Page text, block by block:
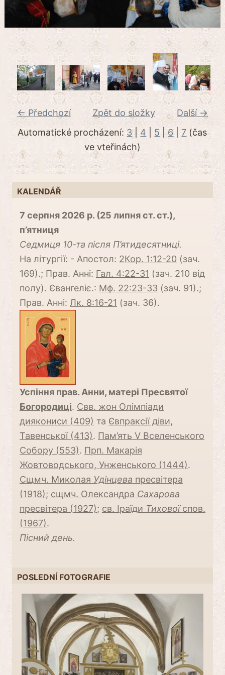
← Předchozí Další →
Zpět do složky
Automatické procházení: 3| 4 5 |6 |7 (čas
ve vteřinách)
KALENDÁŘ
7 серпня 2026 р. (25 липня ст. ст.),
п’ятниця
Cедмиця 10-та після П’ятидесятниці.
На літургії: - Апостол: 2Кор. 1:12-20 (зач.
169).; Прав. Анні: Гал. 4:22-31 (зач. 210 від
полу). Євангеліє.: Мф. 22:23-33 (зач. 91).;
Прав. Анні: Лк. 8:16-21 (зач. 36).
Успіння прав. Анни, матері Пресвятої
Богородиці. Свв. жон Олімпіади
диякониси (409) та Євпраксії діви,
Тавенської (413). Пам’ять V Вселенського
Собору (553). Прп. Макарія
Жовтоводського, Унженського (1444).
Сщмч. Миколая Удінцева пресвітера
(1918); сщмч. Олександра Сaхарова
пресвітера (1927); св. Іраїди Тиховоїспов.
(1967).
Пісний день.
POSLEDNÍ FOTOGRAFIE